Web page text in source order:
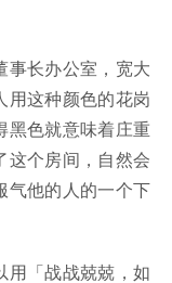
事长办公室，宽大
用这种颜色的花岗
黑色就意味着庄重
这个房间，自然会
气他的人的一个下
用「战战兢兢，如